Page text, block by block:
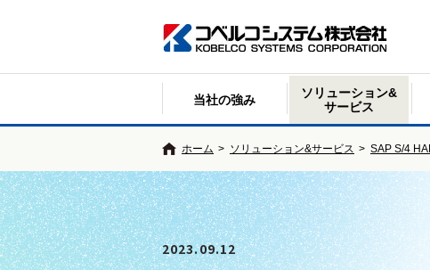
当社の強み
ソリューション&
サービス
ホーム > ソリューション&サービス > SAP S/4
2023.09.12